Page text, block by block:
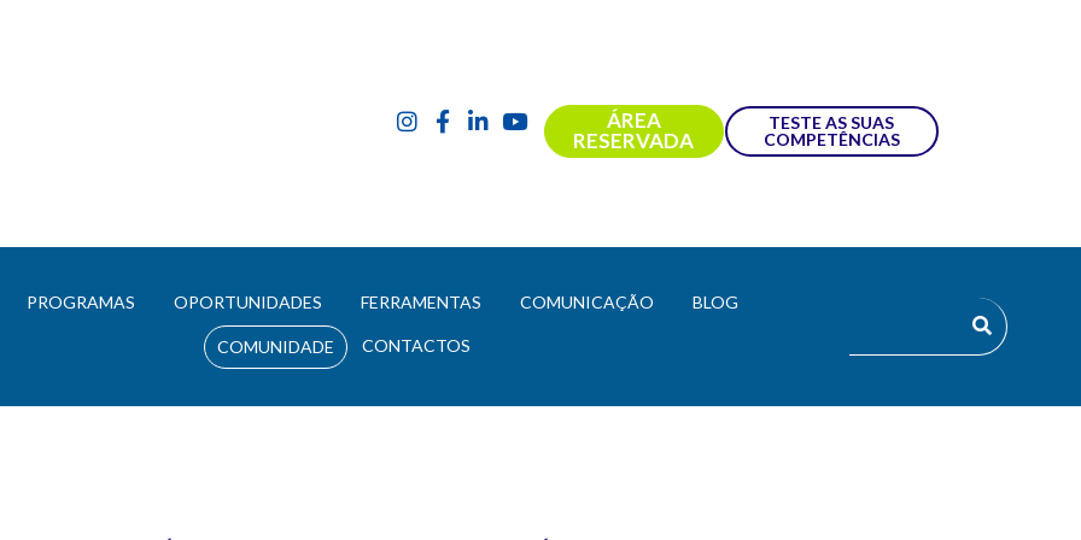
ÁREA
RESERVADA
TESTE AS SUAS
COMPETÊNCIAS
PROGRAMAS OPORTUNIDADES FERRAMENTAS COMUNICAÇÃO BLOG
COMUNIDADE CONTACTOS